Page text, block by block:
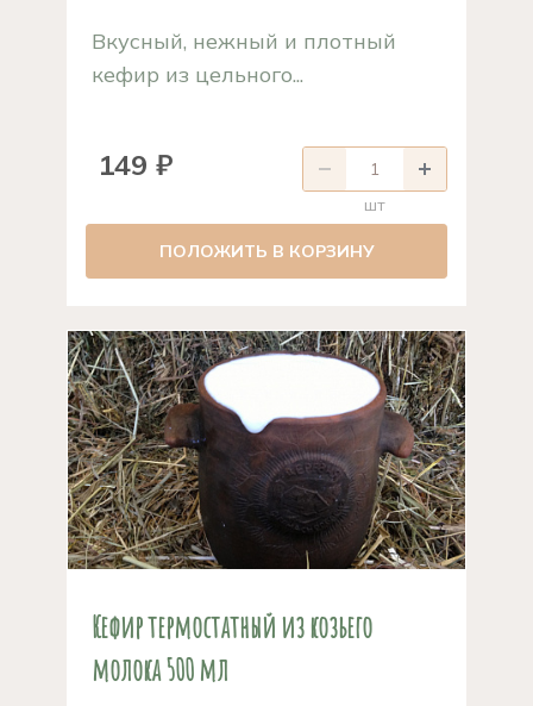
Вкусный, нежный и плотный
кефир из цельного...
149 ₽
шт
ПОЛОЖИТЬ В КОРЗИНУ
Кефир термостатный из козьего
молока 500 мл